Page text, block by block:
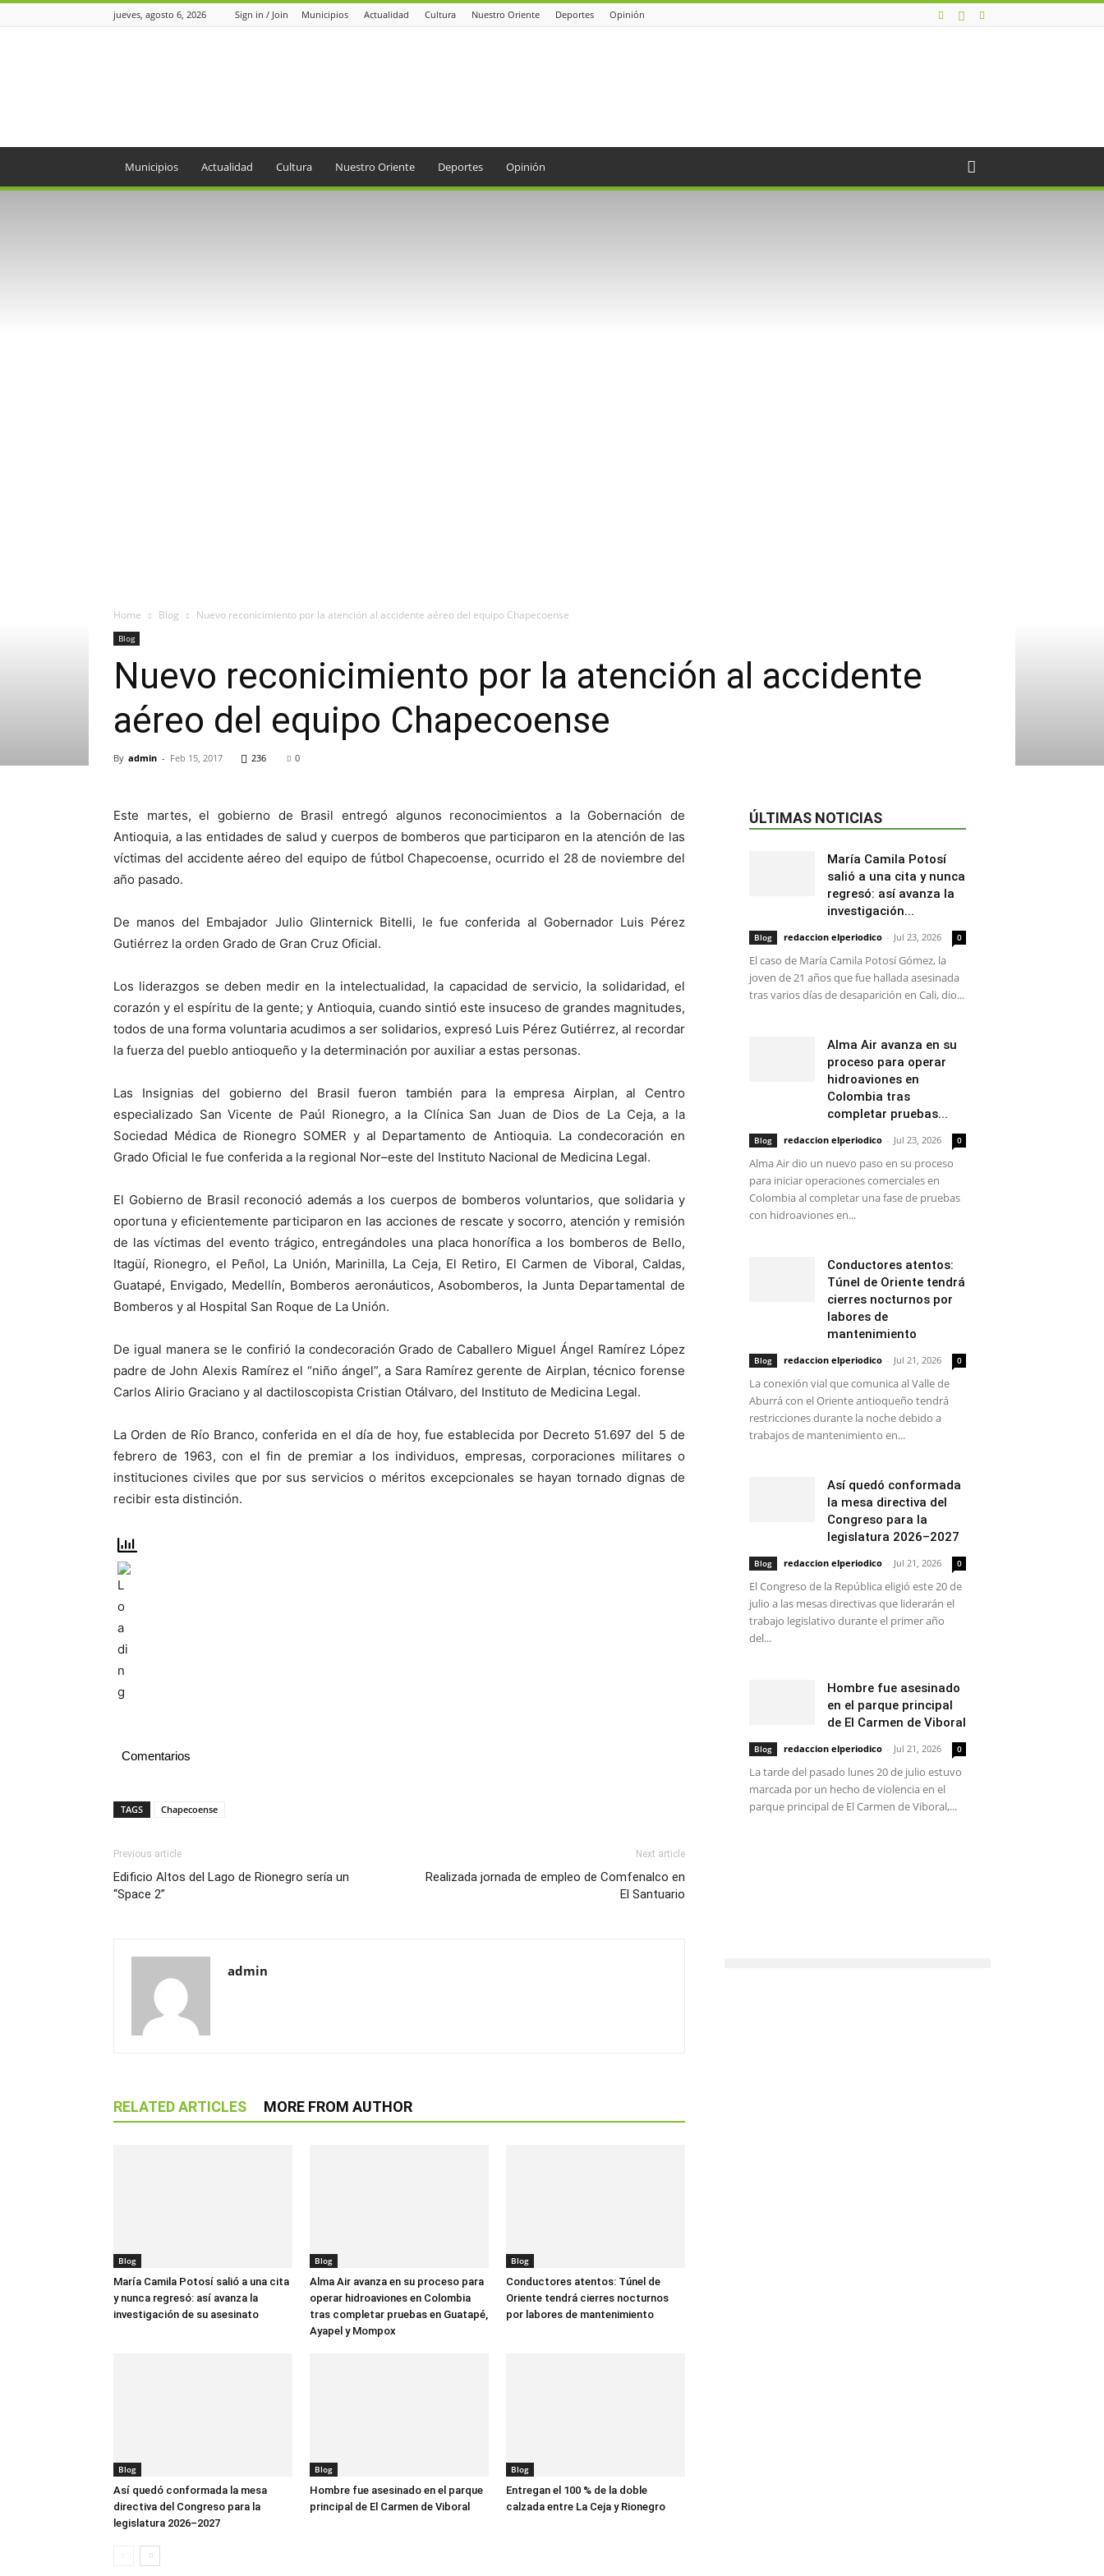
jueves, agosto 6, 2026 Sign in / Join Municipios Actualidad Cultura Nuestro Oriente Deportes Opinión
Municipios Actualidad Cultura Nuestro Oriente Deportes Opinión
Home Blog Nuevo reconicimiento por la atención al accidente aéreo del equipo Chapecoense
Blog
Nuevo reconicimiento por la atención al accidente
aéreo del equipo Chapecoense
By admin - Feb 15, 2017 236 0
Este martes, el gobierno de Brasil entregó algunos reconocimientos a la Gobernación de
Antioquia, a las entidades de salud y cuerpos de bomberos que participaron en la atención de las
víctimas del accidente aéreo del equipo de fútbol Chapecoense, ocurrido el 28 de noviembre del
año pasado.
De manos del Embajador Julio Glinternick Bitelli, le fue conferida al Gobernador Luis Pérez
Gutiérrez la orden Grado de Gran Cruz Oficial.
Los liderazgos se deben medir en la intelectualidad, la capacidad de servicio, la solidaridad, el
corazón y el espíritu de la gente; y Antioquia, cuando sintió este insuceso de grandes magnitudes,
todos de una forma voluntaria acudimos a ser solidarios, expresó Luis Pérez Gutiérrez, al recordar
la fuerza del pueblo antioqueño y la determinación por auxiliar a estas personas.
Las Insignias del gobierno del Brasil fueron también para la empresa Airplan, al Centro
especializado San Vicente de Paúl Rionegro, a la Clínica San Juan de Dios de La Ceja, a la
Sociedad Médica de Rionegro SOMER y al Departamento de Antioquia. La condecoración en
Grado Oficial le fue conferida a la regional Nor–este del Instituto Nacional de Medicina Legal.
El Gobierno de Brasil reconoció además a los cuerpos de bomberos voluntarios, que solidaria y
oportuna y eficientemente participaron en las acciones de rescate y socorro, atención y remisión
de las víctimas del evento trágico, entregándoles una placa honorífica a los bomberos de Bello,
Itagüí, Rionegro, el Peñol, La Unión, Marinilla, La Ceja, El Retiro, El Carmen de Viboral, Caldas,
Guatapé, Envigado, Medellín, Bomberos aeronáuticos, Asobomberos, la Junta Departamental de
Bomberos y al Hospital San Roque de La Unión.
De igual manera se le confirió la condecoración Grado de Caballero Miguel Ángel Ramírez López
padre de John Alexis Ramírez el “niño ángel”, a Sara Ramírez gerente de Airplan, técnico forense
Carlos Alirio Graciano y al dactiloscopista Cristian Otálvaro, del Instituto de Medicina Legal.
La Orden de Río Branco, conferida en el día de hoy, fue establecida por Decreto 51.697 del 5 de
febrero de 1963, con el fin de premiar a los individuos, empresas, corporaciones militares o
instituciones civiles que por sus servicios o méritos excepcionales se hayan tornado dignas de
recibir esta distinción.
Comentarios
TAGS Chapecoense
Previous article
Edificio Altos del Lago de Rionegro sería un
“Space 2”
Next article
Realizada jornada de empleo de Comfenalco en
El Santuario
admin
RELATED ARTICLES MORE FROM AUTHOR
Blog
María Camila Potosí salió a una cita
y nunca regresó: así avanza la
investigación de su asesinato
Blog
Alma Air avanza en su proceso para
operar hidroaviones en Colombia
tras completar pruebas en Guatapé,
Ayapel y Mompox
Blog
Conductores atentos: Túnel de
Oriente tendrá cierres nocturnos
por labores de mantenimiento
Blog
Así quedó conformada la mesa
directiva del Congreso para la
legislatura 2026–2027
Blog
Hombre fue asesinado en el parque
principal de El Carmen de Viboral
Blog
Entregan el 100 % de la doble
calzada entre La Ceja y Rionegro
ÚLTIMAS NOTICIAS
María Camila Potosí
salió a una cita y nunca
regresó: así avanza la
investigación...
Blog redaccion elperiodico - Jul 23, 2026 0
El caso de María Camila Potosí Gómez, la
joven de 21 años que fue hallada asesinada
tras varios días de desaparición en Cali, dio...
Alma Air avanza en su
proceso para operar
hidroaviones en
Colombia tras
completar pruebas...
Blog redaccion elperiodico - Jul 23, 2026 0
Alma Air dio un nuevo paso en su proceso
para iniciar operaciones comerciales en
Colombia al completar una fase de pruebas
con hidroaviones en...
Conductores atentos:
Túnel de Oriente tendrá
cierres nocturnos por
labores de
mantenimiento
Blog redaccion elperiodico - Jul 21, 2026 0
La conexión vial que comunica al Valle de
Aburrá con el Oriente antioqueño tendrá
restricciones durante la noche debido a
trabajos de mantenimiento en...
Así quedó conformada
la mesa directiva del
Congreso para la
legislatura 2026–2027
Blog redaccion elperiodico - Jul 21, 2026 0
El Congreso de la República eligió este 20 de
julio a las mesas directivas que liderarán el
trabajo legislativo durante el primer año
del...
Hombre fue asesinado
en el parque principal
de El Carmen de Viboral
Blog redaccion elperiodico - Jul 21, 2026 0
La tarde del pasado lunes 20 de julio estuvo
marcada por un hecho de violencia en el
parque principal de El Carmen de Viboral,...